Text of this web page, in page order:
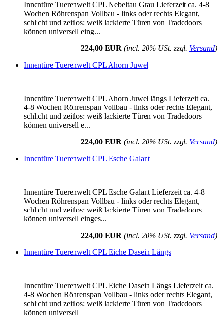
Innentüre Tuerenwelt CPL Nebeltau Grau Lieferzeit ca. 4-8
Wochen Röhrenspan Vollbau - links oder rechts Elegant,
schlicht und zeitlos: weiß lackierte Türen von Tradedoors
können universell eing...
224,00 EUR (incl. 20% USt. zzgl. Versand)
Innentüre Tuerenwelt CPL Ahorn Juwel
Innentüre Tuerenwelt CPL Ahorn Juwel längs Lieferzeit ca.
4-8 Wochen Röhrenspan Vollbau - links oder rechts Elegant,
schlicht und zeitlos: weiß lackierte Türen von Tradedoors
können universell e...
224,00 EUR (incl. 20% USt. zzgl. Versand)
Innentüre Tuerenwelt CPL Esche Galant
Innentüre Tuerenwelt CPL Esche Galant Lieferzeit ca. 4-8
Wochen Röhrenspan Vollbau - links oder rechts Elegant,
schlicht und zeitlos: weiß lackierte Türen von Tradedoors
können universell einges...
224,00 EUR (incl. 20% USt. zzgl. Versand)
Innentüre Tuerenwelt CPL Eiche Dasein Längs
Innentüre Tuerenwelt CPL Eiche Dasein Längs Lieferzeit ca.
4-8 Wochen Röhrenspan Vollbau - links oder rechts Elegant,
schlicht und zeitlos: weiß lackierte Türen von Tradedoors
können universell